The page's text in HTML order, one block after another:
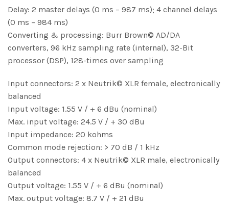
Delay: 2 master delays (0 ms – 987 ms); 4 channel delays
(0 ms – 984 ms)
Converting & processing: Burr Brown© AD/DA
converters, 96 kHz sampling rate (internal), 32-Bit
processor (DSP), 128-times over sampling
Input connectors: 2 x Neutrik© XLR female, electronically
balanced
Input voltage: 1.55 V / + 6 dBu (nominal)
Max. input voltage: 24.5 V / + 30 dBu
Input impedance: 20 kohms
Common mode rejection: > 70 dB / 1 kHz
Output connectors: 4 x Neutrik© XLR male, electronically
balanced
Output voltage: 1.55 V / + 6 dBu (nominal)
Max. output voltage: 8.7 V / + 21 dBu